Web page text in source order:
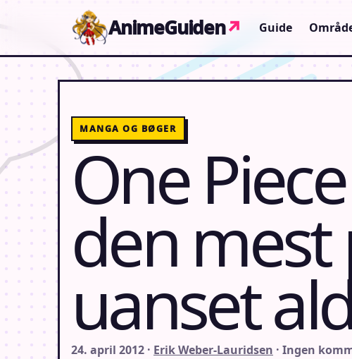
AnimeGuiden↗ Guide
MANGA OG BØGER
One
den
uanset
24. april 2012 · Erik Weber-Lauridsen · Ingen